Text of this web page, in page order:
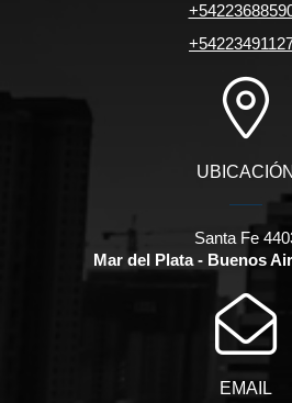
UBICACIÓN
Santa Fe
Mar del Plata - Buenos
EMAIL